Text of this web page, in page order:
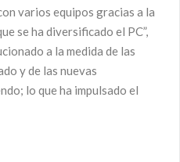
varios equipos gracias a la
se ha diversificado el PC”,
a la medida de las
y de las nuevas
lo que ha impulsado el